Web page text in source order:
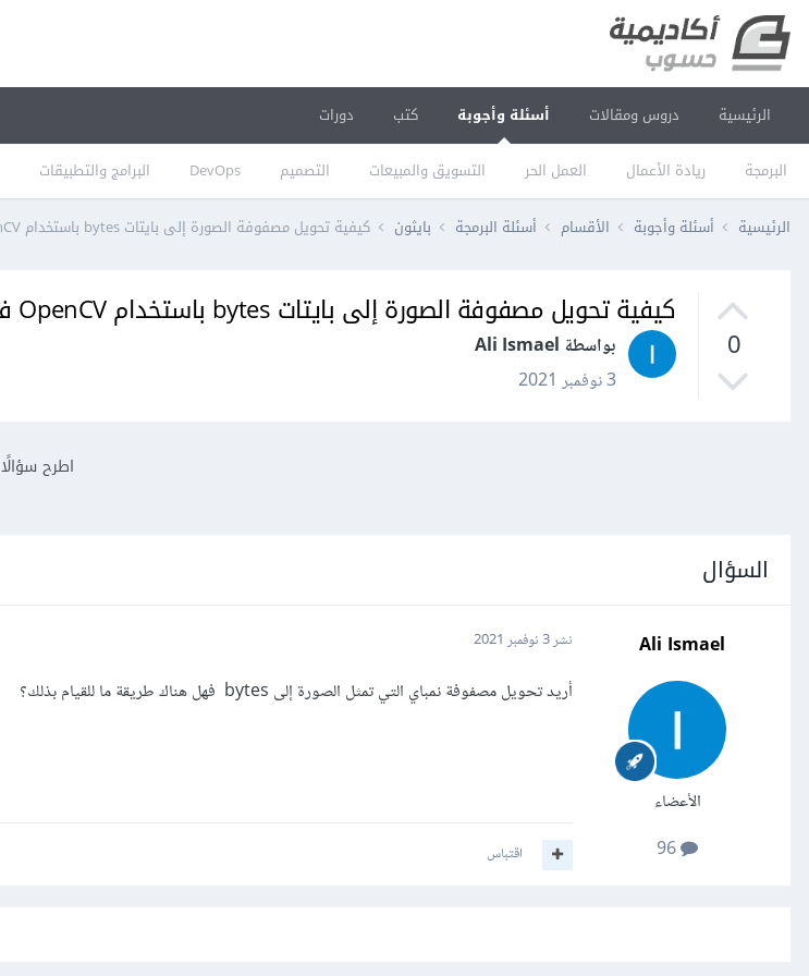
الرئيسية دروس ومقالات أسئلة وأجوبة
البرمجة ريادة الأعمال العمل الحر التسويق والمبيعات التصميم DevOps البرامج والتطبيقات
كتب دورات
الرئيسية أسئلة وأجوبة الأقسام أسئلة البرمجة بايثون كيفية تحويل مصفوفة الصورة إلى بايتات bytes باستخدام OpenCV في بايثون
0
كيفية تحويل مصفوفة الصورة إلى بايتات bytes باستخدام OpenCV في بايثون
بواسطة Ali Ismael
3 نوفمبر 2021
اطرح سؤالًا
السؤال
Ali Ismael
الأعضاء
نشر3 نوفمبر 2021
أريد تحويل مصفوفة نمباي التي تمثل الصورة إلى bytes فهل هناك طريقة ما للقيام بذلك؟
اقتباس